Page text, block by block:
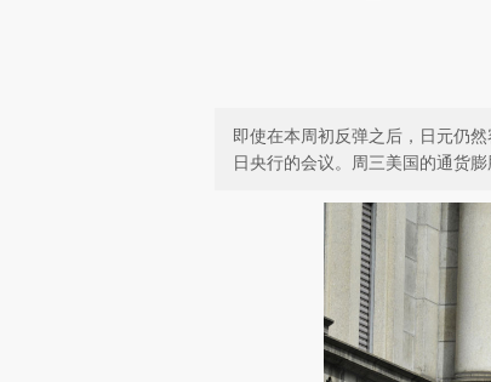
即使在本周初反弹之后，日元仍
日央行的会议。周三美国的通货